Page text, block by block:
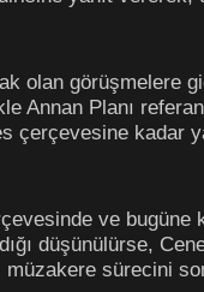
olan görüşmelere
Annan Planı
çerçevesine kadar
ve bugüne
düşünülürse,
müzakere sürecini